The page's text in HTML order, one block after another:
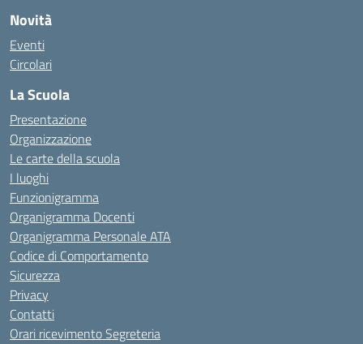
Novità
Eventi
Circolari
La Scuola
Presentazione
Organizzazione
Le carte della scuola
I luoghi
Funzionigramma
Organigramma Docenti
Organigramma Personale ATA
Codice di Comportamento
Sicurezza
Privacy
Contatti
Orari ricevimento Segreteria